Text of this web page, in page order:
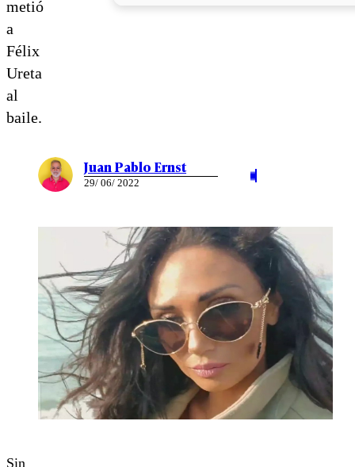
metió
a
Félix
Ureta
al
baile.
Juan Pablo Ernst
29/ 06/ 2022
Sin